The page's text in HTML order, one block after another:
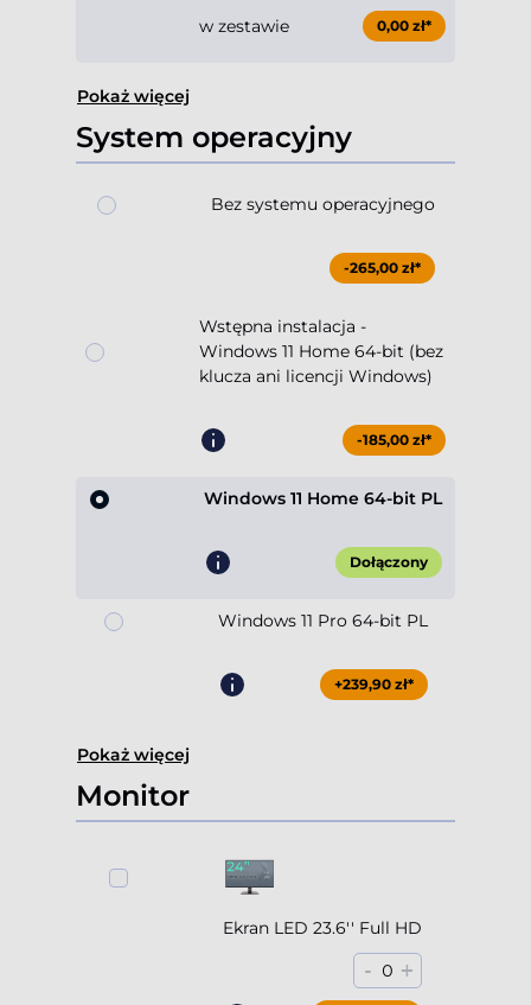
w zestawie 0,00 zł*
Pokaż więcej
System operacyjny
Bez systemu operacyjnego
-265,00 zł*
Wstępna instalacja -
Windows 11 Home 64-bit (bez
klucza ani licencji Windows)
-185,00 zł*
Windows 11 Home 64-bit PL
Dołączony
Windows 11 Pro 64-bit PL
+239,90 zł*
Pokaż więcej
Monitor
Ekran LED 23.6'' Full HD
- 0 +